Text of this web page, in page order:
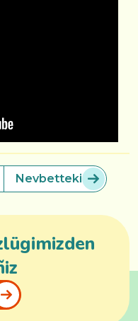
Nevbetteki